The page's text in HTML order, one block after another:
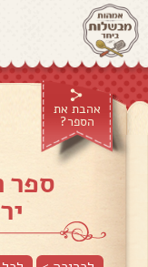
אהבת את
הספר?
ספר